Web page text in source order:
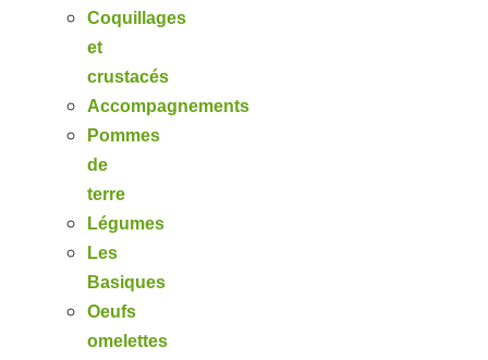
Coquillages
et
crustacés
Accompagnements
Pommes
de
terre
Légumes
Les
Basiques
Oeufs
omelettes